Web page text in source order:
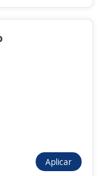
Aplicar